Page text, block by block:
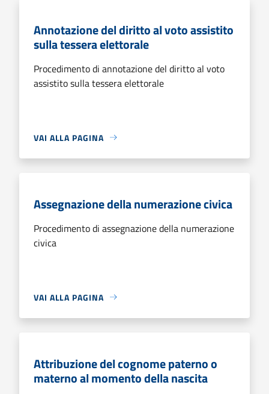
Annotazione del diritto al voto assistito
sulla tessera elettorale
Procedimento di annotazione del diritto al voto
assistito sulla tessera elettorale
VAI ALLA PAGINA
Assegnazione della numerazione civica
Procedimento di assegnazione della numerazione
civica
VAI ALLA PAGINA
Attribuzione del cognome paterno o
materno al momento della nascita